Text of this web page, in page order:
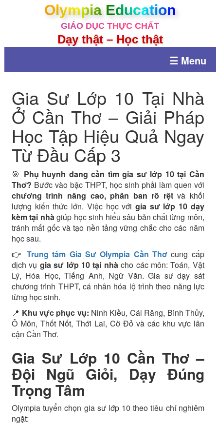
Olympia Education
GIÁO DỤC THỰC CHẤT
Dạy thật – Học thật
☰ Menu
Gia Sư Lớp 10 Tại Nhà
Ở Cần Thơ – Giải Pháp
Học Tập Hiệu Quả Ngay
Từ Đầu Cấp 3
🎯 Phụ huynh đang cần tìm gia sư lớp 10 tại Cần
Thơ? Bước vào bậc THPT, học sinh phải làm quen với
chương trình nâng cao, phân ban rõ rệtvà khối
lượng kiến thức lớn. Việc học với gia sư lớp 10 dạy
kèm tại nhàgiúp học sinh hiểu sâu bản chất từng môn,
tránh mất gốc và tạo nền tảng vững chắc cho các năm
học sau.
👉 Trung tâm Gia Sư Olympia Cần Thơ cung cấp
dịch vụ gia sư lớp 10 tại nhàcho các môn: Toán, Vật
Lý, Hóa Học, Tiếng Anh, Ngữ Văn. Gia sư dạy sát
chương trình THPT, cá nhân hóa lộ trình theo năng lực
từng học sinh.
📍 Khu vực phục vụ: Ninh Kiều, Cái Răng, Bình Thủy,
Ô Môn, Thốt Nốt, Thới Lai, Cờ Đỏ và các khu vực lân
cận Cần Thơ.
Gia Sư Lớp 10 Cần Thơ –
Đội Ngũ Giỏi, Dạy Đúng
Trọng Tâm
Olympia tuyển chọn gia sư lớp 10 theo tiêu chí nghiêm
ngặt: